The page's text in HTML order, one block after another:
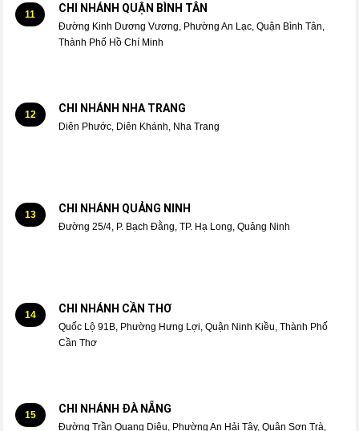
11 CHI NHÁNH QUẬN BÌNH TÂN
Đường Kinh Dương Vương, Phường An Lạc, Quận Bình Tân,
Thành Phố Hồ Chí Minh
12 CHI NHÁNH NHA TRANG
Diên Phước, Diên Khánh, Nha Trang
13 CHI NHÁNH QUẢNG NINH
Đường 25/4, P. Bạch Đằng, TP. Hạ Long, Quảng Ninh
14 CHI NHÁNH CẦN THƠ
Quốc Lộ 91B, Phường Hưng Lợi, Quận Ninh Kiều, Thành Phố
Cần Thơ
15 CHI NHÁNH ĐÀ NẴNG
Đường Trần Quang Diệu, Phường An Hải Tây, Quận Sơn Trà,